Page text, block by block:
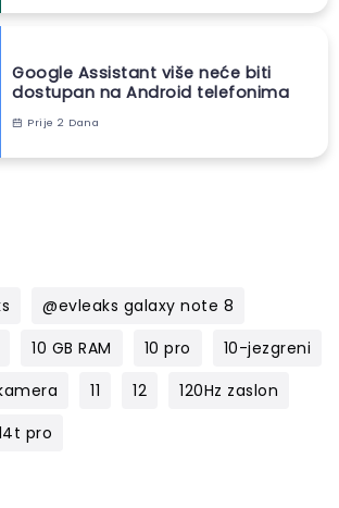
Google Assistant više neće biti
dostupan na Android telefonima
Prije 2 Dana
@evleaks galaxy note 8
10 GB RAM 10 pro
10-jezgreni
11 12
120Hz zaslon
pro